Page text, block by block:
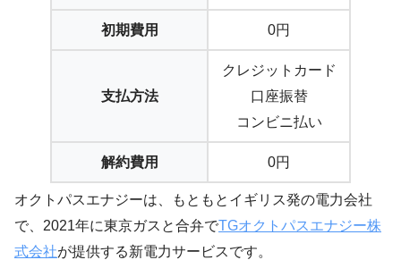
初期費用 0円
支払方法
クレジットカード
口座振替
コンビニ払い
解約費用 0円
オクトパスエナジーは、もともとイギリス発の電力会社
で、2021年に東京ガスと合弁でTGオクトパスエナジー株
式会社が提供する新電力サービスです。